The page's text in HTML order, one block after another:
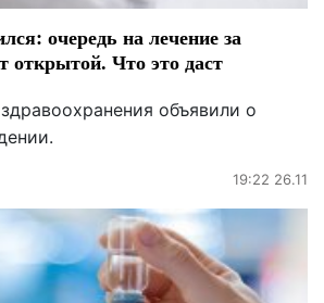
очередь на лечение за
открытой. Что это даст
объявили о
19:22 26.11